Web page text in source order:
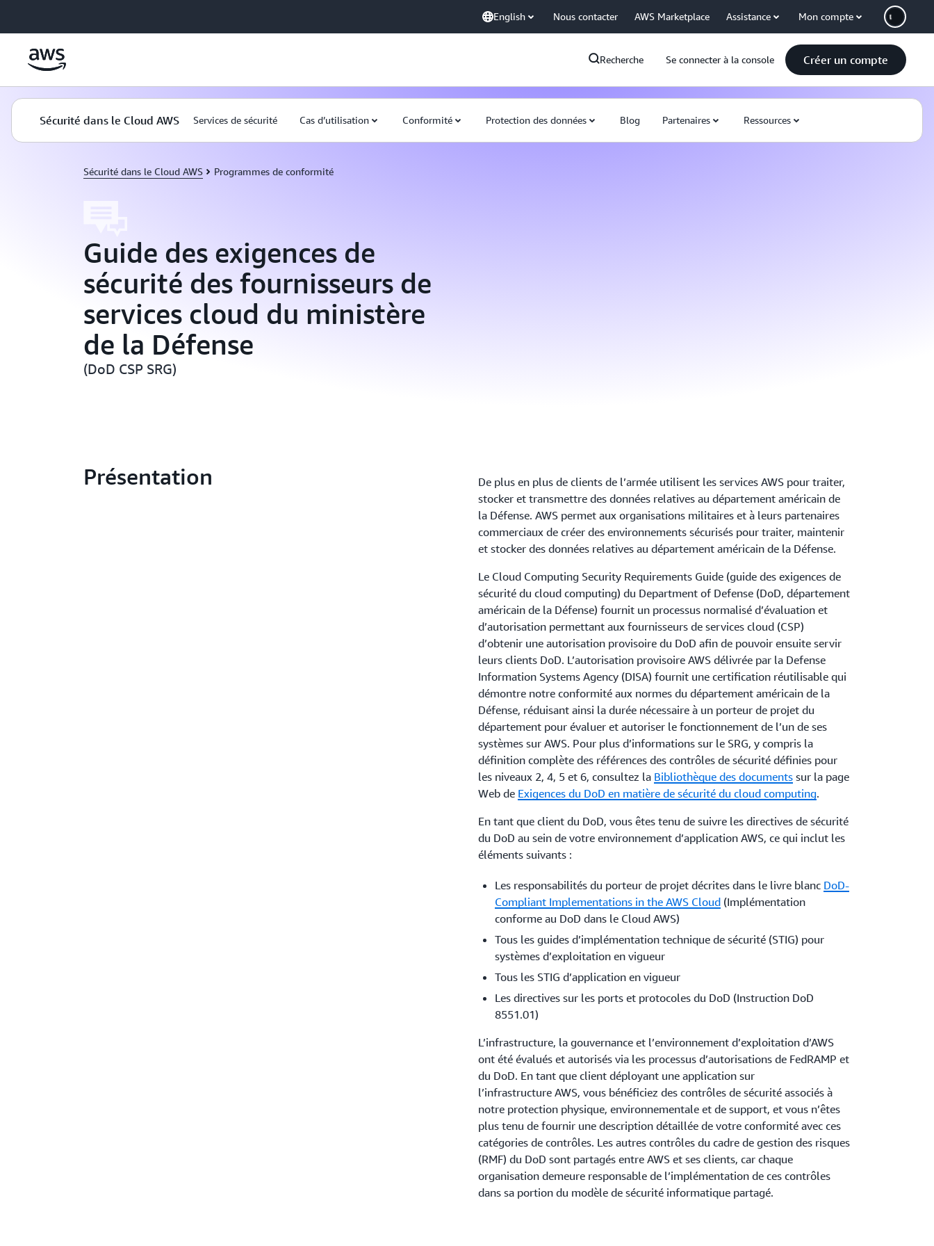
English Nous contacter AWS Marketplace Assistance Mon compte
Recherche Se connecter à la console Créer un compte
Sécurité dans le Cloud AWS Services de sécurité Cas d’utilisation Conformité Protection des données Blog Partenaires Ressources
Sécurité dans le Cloud AWS Programmes de conformité
Guide des exigences de
sécurité des fournisseurs de
services cloud du ministère
de la Défense
(DoD CSP SRG)
Présentation
De plus en plus de clients de l’armée utilisent les services AWS pour traiter,
stocker et transmettre des données relatives au département américain de
la Défense. AWS permet aux organisations militaires et à leurs partenaires
commerciaux de créer des environnements sécurisés pour traiter, maintenir
et stocker des données relatives au département américain de la Défense.
Le Cloud Computing Security Requirements Guide (guide des exigences de
sécurité du cloud computing) du Department of Defense (DoD, département
américain de la Défense) fournit un processus normalisé d’évaluation et
d’autorisation permettant aux fournisseurs de services cloud (CSP)
d’obtenir une autorisation provisoire du DoD afin de pouvoir ensuite servir
leurs clients DoD. L’autorisation provisoire AWS délivrée par la Defense
Information Systems Agency (DISA) fournit une certification réutilisable qui
démontre notre conformité aux normes du département américain de la
Défense, réduisant ainsi la durée nécessaire à un porteur de projet du
département pour évaluer et autoriser le fonctionnement de l’un de ses
systèmes sur AWS. Pour plus d’informations sur le SRG, y compris la
définition complète des références des contrôles de sécurité définies pour
les niveaux 2, 4, 5 et 6, consultez la Bibliothèque des documents sur la page
Web de Exigences du DoD en matière de sécurité du cloud computing.
En tant que client du DoD, vous êtes tenu de suivre les directives de sécurité
du DoD au sein de votre environnement d’application AWS, ce qui inclut les
éléments suivants :
Les responsabilités du porteur de projet décrites dans le livre blanc DoD-
Compliant Implementations in the AWS Cloud (Implémentation
conforme au DoD dans le Cloud AWS)
Tous les guides d’implémentation technique de sécurité (STIG) pour
systèmes d’exploitation en vigueur
Tous les STIG d’application en vigueur
Les directives sur les ports et protocoles du DoD (Instruction DoD
8551.01)
L’infrastructure, la gouvernance et l’environnement d’exploitation d’AWS
ont été évalués et autorisés via les processus d’autorisations de FedRAMP et
du DoD. En tant que client déployant une application sur
l’infrastructure AWS, vous bénéficiez des contrôles de sécurité associés à
notre protection physique, environnementale et de support, et vous n’êtes
plus tenu de fournir une description détaillée de votre conformité avec ces
catégories de contrôles. Les autres contrôles du cadre de gestion des risques
(RMF) du DoD sont partagés entre AWS et ses clients, car chaque
organisation demeure responsable de l’implémentation de ces contrôles
dans sa portion du modèle de sécurité informatique partagé.